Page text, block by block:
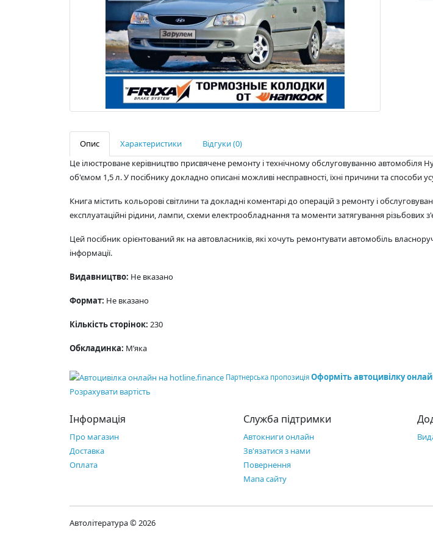
Опис Характеристики
Відгуки (0)
Це ілюстроване керівництво присвячене ремонту і технічному обслуговуванню
об'ємом 1,5 л. У посібнику докладно описані можливі несправності, їхні причини та способи
Книга містить кольорові світлини та докладні коментарі до операцій з ремонту і
експлуатаційні рідини, лампи, схеми електрообладнання та моменти затягування різьбових
Цей посібник орієнтований як на автовласників, які хочуть ремонтувати автомобіль
інформації.
Видавництво: Не вказано
Формат: Не вказано
Кількість сторінок: 230
Обкладинка: М’яка
Партнерська пропозиція Оформіть автоцивілку
Розрахувати вартість
Інформація
Про магазин
Доставка
Оплата
Служба підтримки
Автокниги онлайн
Зв'язатися з нами
Повернення
Мапа сайту
Автолітература © 2026